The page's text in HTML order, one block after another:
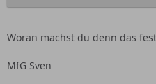
Woran machst du denn das
MfG Sven